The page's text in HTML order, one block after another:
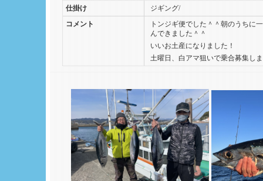
仕掛け
ジギング/
コメント
トンジギ便でした＾＾朝のうちに
んできました＾＾
いいお土産になりました！
土曜日、白アマ狙いで乗合募集し